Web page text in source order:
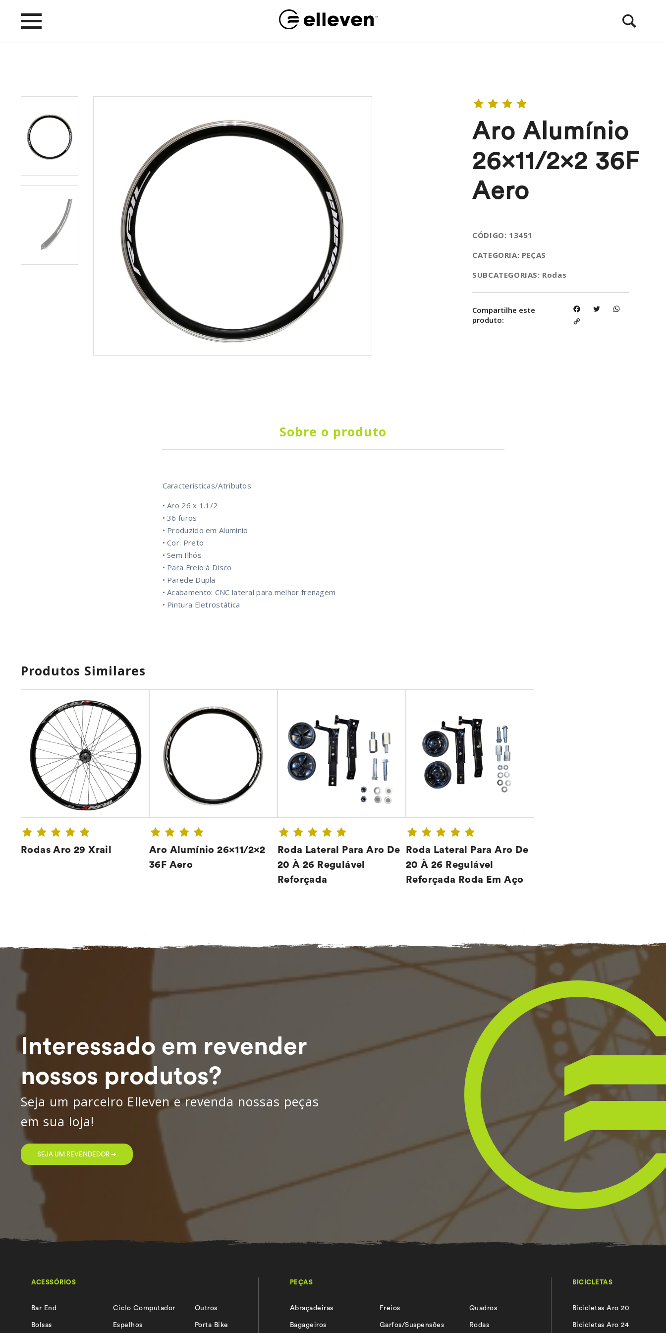
Aro Alumínio
26×11/2×2 36F
Aero
CÓDIGO: 13451
CATEGORIA: PEÇAS
SUBCATEGORIAS: Rodas
Compartilhe este
produto:
FacebookTwitter
Sobre o produto
Características/Atributos:
• Aro 26 x 1.1/2
• 36 furos
• Produzido em Alumínio
• Cor: Preto
• Sem Ilhós
• Para Freio à Disco
• Parede Dupla
• Acabamento: CNC lateral para melhor frenagem
• Pintura Eletrostática
Produtos Similares
Rodas Aro 29 Xrail
Aro Alumínio 26×11/2×2
36F Aero
CONFIRA ➔
Roda Lateral Para Aro De
20 À 26 Regulável
Reforçada
CONFIRA ➔
Roda Lateral Para Aro De
20 À 26 Regulável
Reforçada Roda Em Aço
Interessado em revender
nossos produtos?
Seja um parceiro Elleven e revenda nossas peças
em sua loja!
SEJA UM REVENDEDOR ➔
ACESSÓRIOS
Bar End
Bolsas
Ciclo Computador
Espelhos
Outros
Porta Bike
PEÇAS
Abraçadeiras
Bagageiros
Freios
Garfos/Suspensões
Quadros
Rodas
BICICLETAS
Bicicletas Aro 20
Bicicletas Aro 24